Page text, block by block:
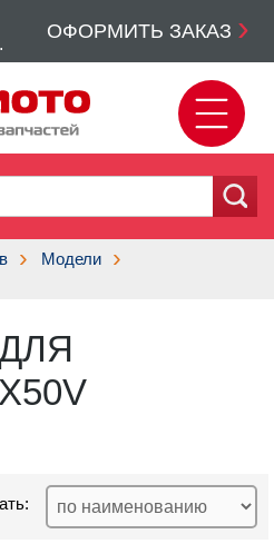
ОФОРМИТЬ ЗАКАЗ
Модели